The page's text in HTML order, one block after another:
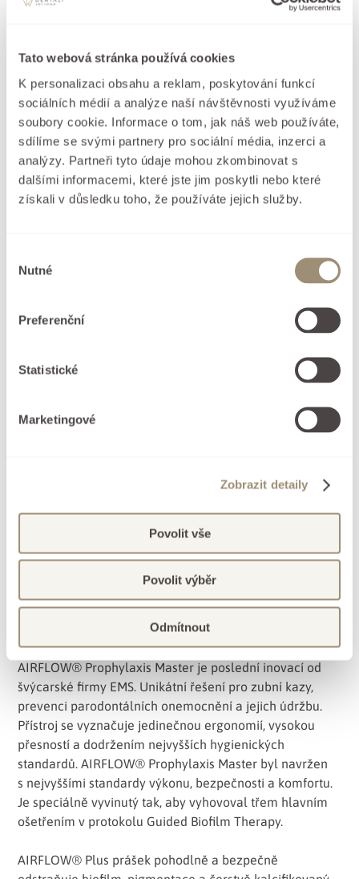
Tato webová stránka používá cookies
K personalizaci obsahu a reklam, poskytování funkcí
sociálních médií a analýze naší návštěvnosti využíváme
soubory cookie. Informace o tom, jak náš web používáte,
sdílíme se svými partnery pro sociální média, inzerci a
analýzy. Partneři tyto údaje mohou zkombinovat s
dalšími informacemi, které jste jim poskytli nebo které
získali v důsledku toho, že používáte jejich služby.
souhlasu
Nutné
Preferenční
Statistické
Marketingové
Zobrazit detaily
Povolit vše
Povolit výběr
Odmítnout
VistaScan Mini Plus je nepřímá digitalizace s nejlepším
PCS jsou snímky perfektní i v okrajových částech
senzoru. Jednoduché ovládání a zobrazení snímku do 8
AIRFLOW® Prophylaxis Master
AIRFLOW® Prophylaxis Master je poslední inovací od
švýcarské firmy EMS. Unikátní řešení pro zubní kazy,
prevenci parodontálních onemocnění a jejich údržbu.
Přístroj se vyznačuje jedinečnou ergonomií, vysokou
přesností a dodržením nejvyšších hygienických
standardů. AIRFLOW® Prophylaxis Master byl navržen
s nejvyššími standardy výkonu, bezpečnosti a komfortu.
Je speciálně vyvinutý tak, aby vyhovoval třem hlavním
ošetřením v protokolu Guided Biofilm Therapy.
AIRFLOW® Plus prášek pohodlně a bezpečně